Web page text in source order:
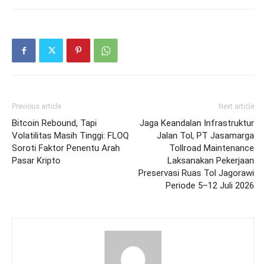
Previous article
Bitcoin Rebound, Tapi
Volatilitas Masih Tinggi: FLOQ
Soroti Faktor Penentu Arah
Pasar Kripto
Next article
Jaga Keandalan Infrastruktur
Jalan Tol, PT Jasamarga
Tollroad Maintenance
Laksanakan Pekerjaan
Preservasi Ruas Tol Jagorawi
Periode 5–12 Juli 2026